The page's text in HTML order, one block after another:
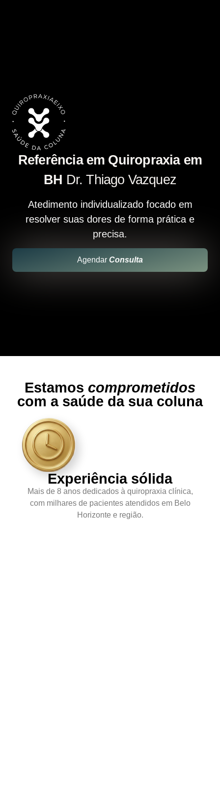
Referência em Quiropraxia em
BH Dr. Thiago Vazquez
Atedimento individualizado focado em
resolver suas dores de forma prática e
precisa.
Agendar Consulta
Estamos comprometidos
com a saúde da sua coluna
Experiência sólida
Mais de 8 anos dedicados à quiropraxia clínica,
com milhares de pacientes atendidos em Belo
Horizonte e região.